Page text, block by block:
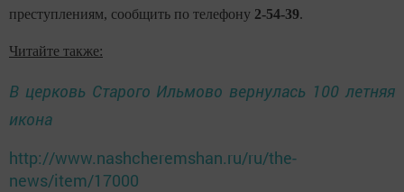
преступлениям, сообщить по телефону 2-54-39.
Читайте также:
В церковь Старого Ильмово вернулась 100 летняя
икона
http://www.nashcheremshan.ru/ru/the-
news/item/17000